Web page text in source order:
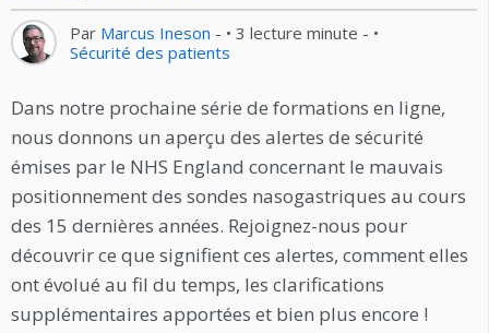
Par Marcus Ineson - • 3 lecture minute - •
Sécurité des patients
Dans notre prochaine série de formations en ligne,
nous donnons un aperçu des alertes de sécurité
émises par le NHS England concernant le mauvais
positionnement des sondes nasogastriques au cours
des 15 dernières années. Rejoignez-nous pour
découvrir ce que signifient ces alertes, comment elles
ont évolué au fil du temps, les clarifications
supplémentaires apportées et bien plus encore !